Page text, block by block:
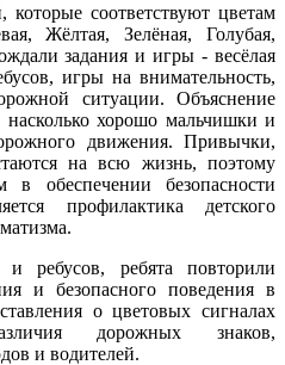
соответствуют цветам
Жёлтая, Зелёная, Голубая,
задания и игры - весёлая
игры на внимательность,
ситуации. Объяснение
насколько хорошо мальчишки и
движения. Привычки,
на всю жизнь, поэтому
обеспечении безопасности
профилактика детского
ребусов, ребята повторили
и безопасного поведения в
о цветовых сигналах
дорожных знаков,
и водителей.